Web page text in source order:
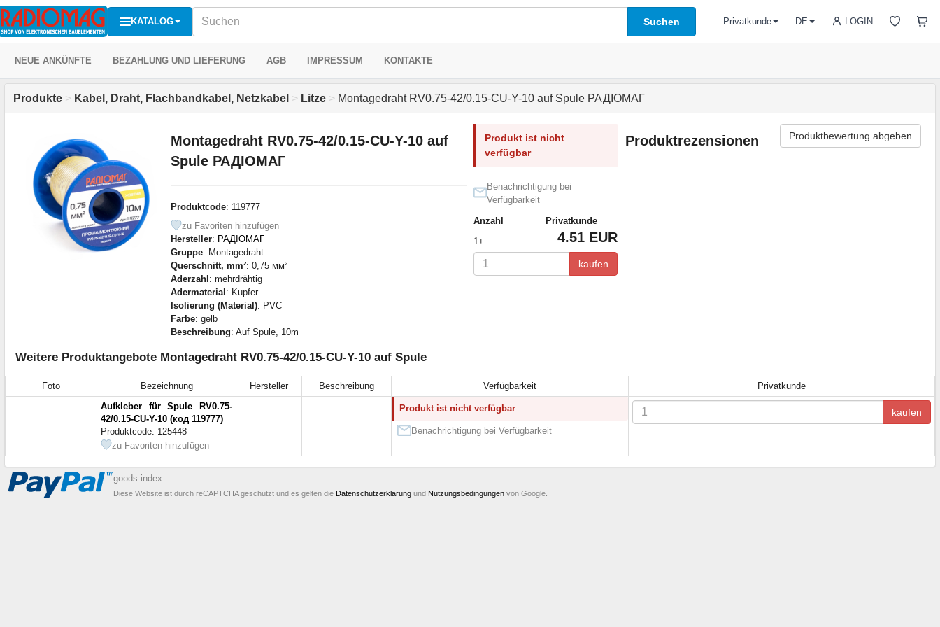
KATALOG Suchen LOGIN
Privatkunde DE
NEUE ANKÜNFTE BEZAHLUNG UND LIEFERUNG AGB IMPRESSUM KONTAKTE
Produkte > Kabel, Draht, Flachbandkabel, Netzkabel > Litze > Montagedraht RV0.75-42/0.15-CU-Y-10 auf Spule РАДІОМАГ
Montagedraht RV0.75-42/0.15-CU-Y-10 auf
Spule РАДІОМАГ
Produktcode: 119777
zu Favoriten hinzufügen
Hersteller: РАДІОМАГ
Gruppe: Montagedraht
Querschnitt, mm²: 0,75 мм²
Aderzahl : mehrdrähtig
Adermaterial : Kupfer
Isolierung (Material): PVC
Farbe: gelb
Beschreibung: Auf Spule, 10m
Produkt ist nicht
verfügbar
Benachrichtigung bei
Verfügbarkeit
Anzahl
Privatkunde
1+
4.51 EUR
kaufen
Produktrezensionen Produktbewertung abgeben
Weitere Produktangebote Montagedraht RV0.75-42/0.15-CU-Y-10 auf Spule
Foto Bezeichnung Hersteller Beschreibung Verfügbarkeit
Privatkunde
Aufkleber für Spule RV0.75-
42/0.15-CU-Y-10 (код 119777)
Produktcode: 125448
zu Favoriten hinzufügen
Produkt ist nicht verfügbar
Benachrichtigung bei Verfügbarkeit
kaufen
goods index
Diese Website ist durch reCAPTCHA geschützt und es gelten die Datenschutzerklärung und Nutzungsbedingungen von Google.